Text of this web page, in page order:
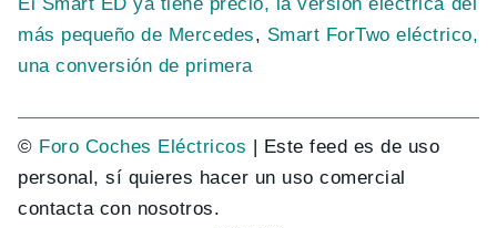
más pequeño de Mercedes, Smart ForTwo eléctrico,
una conversión de primera
© Foro Coches Eléctricos | Este feed es de uso
personal, sí quieres hacer un uso comercial
contacta con nosotros.